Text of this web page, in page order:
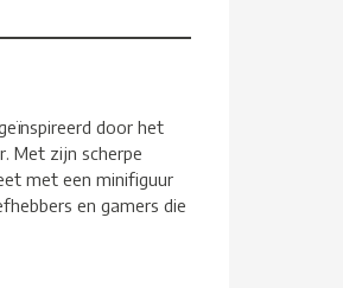
door het
Met zijn scherpe
met een minifiguur
en gamers die